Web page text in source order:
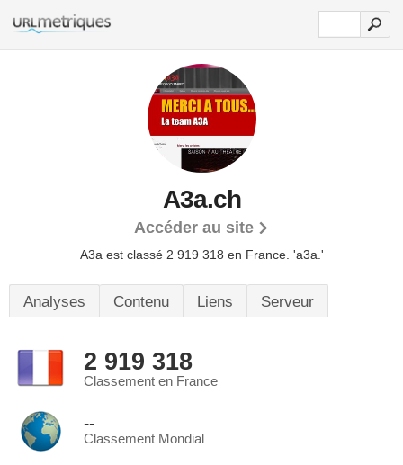
A3a.ch
Accéder au site
A3a est classé 2 919 318 en France. 'a3a.'
Analyses Contenu Liens Serveur
2 919 318
Classement en France
--
Classement Mondial